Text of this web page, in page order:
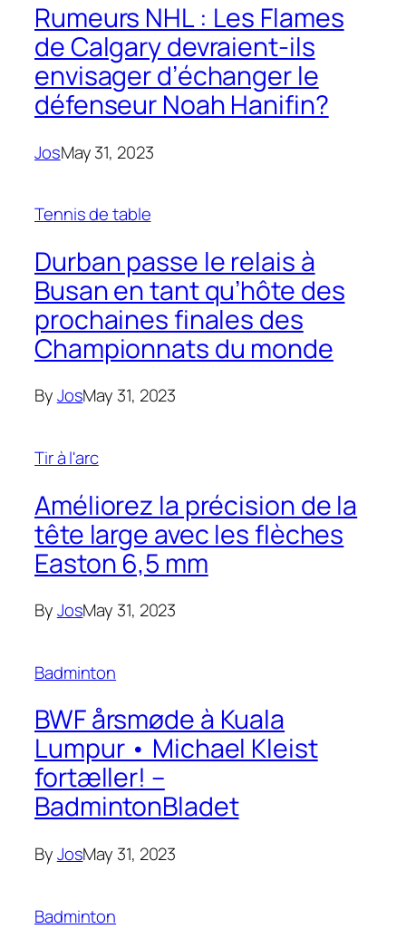
Rumeurs NHL : Les Flames
de Calgary devraient-ils
envisager d’échanger le
défenseur Noah Hanifin?
JosMay 31, 2023
Tennis de table
Durban passe le relais à
Busan en tant qu’hôte des
prochaines finales des
Championnats du monde
ByJosMay 31, 2023
Tir à l'arc
Améliorez la précision de la
tête large avec les flèches
Easton 6,5 mm
ByJosMay 31, 2023
Badminton
BWF årsmøde à Kuala
Lumpur • Michael Kleist
fortæller! –
BadmintonBladet
ByJosMay 31, 2023
Badminton